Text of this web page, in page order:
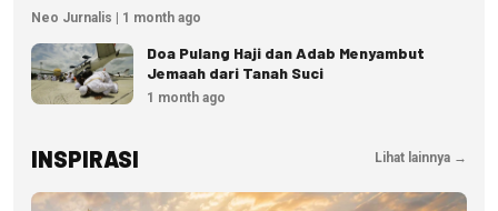
Neo Jurnalis | 1 month ago
Doa Pulang Haji dan Adab Menyambut
Jemaah dari Tanah Suci
1 month ago
INSPIRASI Lihat lainnya →